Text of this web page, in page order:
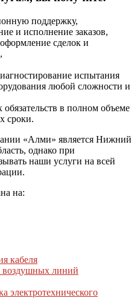
поддержку,
и исполнение заказов,
сделок и
испытания
любой сложности и
в полном объеме
сроки.
«Алми» является Нижний
однако при
наши услуги на всей
на:
кабеля
воздушных линий
электротехнического